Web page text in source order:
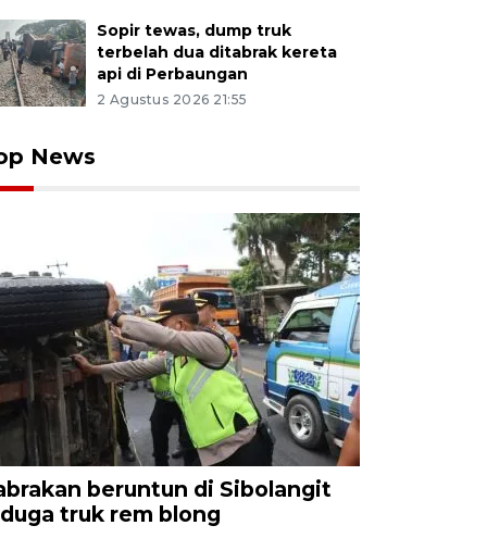
Sopir tewas, dump truk
terbelah dua ditabrak kereta
api di Perbaungan
2 Agustus 2026 21:55
News
beruntun di Sibolangit
truk rem blong